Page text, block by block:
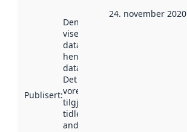
Publisert:
Denne datoen
viser når
datasettet vart
henta inn av
data.norge.no.
Det kan ha
vore
tilgjengeleg
tidlegare
andre stader.
24. november 2020